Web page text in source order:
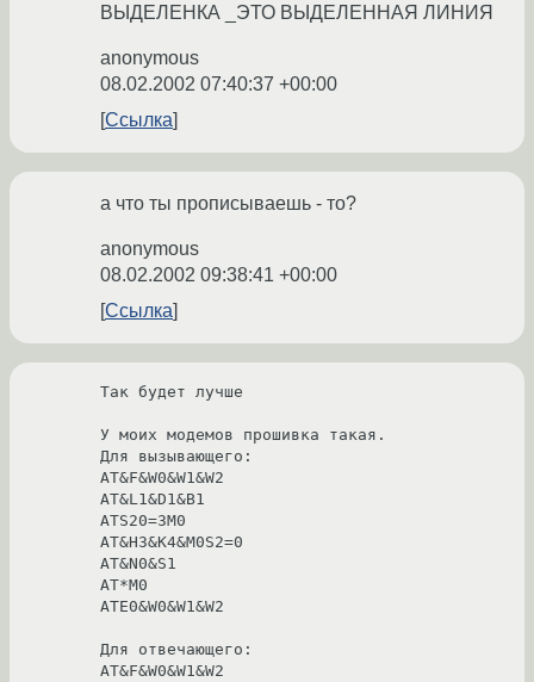
ВЫДЕЛЕНКА _ЭТО ВЫДЕЛЕННАЯ ЛИНИЯ
anonymous
08.02.2002 07:40:37 +00:00
Ссылка
а что ты прописываешь - то?
anonymous
08.02.2002 09:38:41 +00:00
Ссылка
Так будет лучше
У моих модемов прошивка такая.
Для вызывающего:
AT&F&W0&W1&W2
AT&L1&D1&B1
ATS20=3M0
AT&H3&K4&M0S2=0
AT&N0&S1
AT*M0
ATE0&W0&W1&W2
Для отвечающего:
AT&F&W0&W1&W2